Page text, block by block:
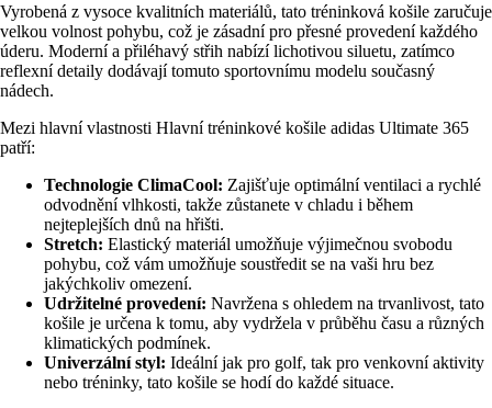
Vyrobená z vysoce kvalitních materiálů, tato tréninková košile zaručuje
velkou volnost pohybu, což je zásadní pro přesné provedení každého
úderu. Moderní a přiléhavý střih nabízí lichotivou siluetu, zatímco
reflexní detaily dodávají tomuto sportovnímu modelu současný
nádech.
Mezi hlavní vlastnosti Hlavní tréninkové košile adidas Ultimate 365
patří:
Technologie ClimaCool: Zajišťuje optimální ventilaci a rychlé
odvodnění vlhkosti, takže zůstanete v chladu i během
nejteplejších dnů na hřišti.
Stretch: Elastický materiál umožňuje výjimečnou svobodu
pohybu, což vám umožňuje soustředit se na vaši hru bez
jakýchkoliv omezení.
Udržitelné provedení: Navržena s ohledem na trvanlivost, tato
košile je určena k tomu, aby vydržela v průběhu času a různých
klimatických podmínek.
Univerzální styl: Ideální jak pro golf, tak pro venkovní aktivity
nebo tréninky, tato košile se hodí do každé situace.